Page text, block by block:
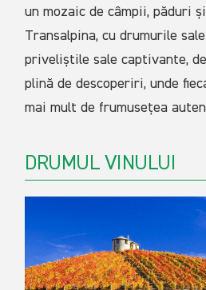
un mozaic de câmpii, păduri
Transalpina, cu drumurile
priveliștile sale captivante,
plină de descoperiri, unde
mai mult de frumusețea
DRUMUL VINULUI